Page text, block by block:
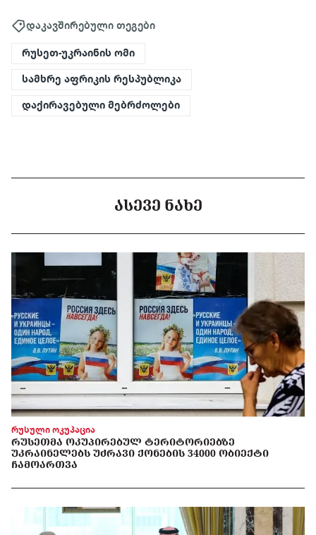
დაკავშირებული თეგები
რუსეთ-უკრაინის ომი
სამხრე აფრიკის რესპუბლიკა
დაქირავებული მებრძოლები
ᲐᲡᲔᲕᲔ ᲜᲐᲮᲔ
რუსული ოკუპაცია
ᲠᲣᲡᲔᲗᲛᲐ ᲝᲙᲣᲞᲘᲠᲔᲑᲣᲚ ᲢᲔᲠᲘᲢᲝᲠᲘᲔᲑᲖᲔ
ᲣᲙᲠᲐᲘᲜᲔᲚᲔᲑᲡ ᲣᲫᲠᲐᲕᲘ ᲥᲝᲜᲔᲑᲘᲡ 34000 ᲝᲑᲘᲔᲥᲢᲘ
ᲩᲐᲛᲝᲐᲠᲗᲕᲐ